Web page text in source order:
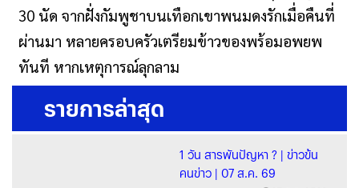
30 นัด จากฝั่งกัมพูชาบนเทือกเขาพนมดงรักเมื่อคืนที่
ผ่านมา หลายครอบครัวเตรียมข้าวของพร้อมอพยพ
ทันที หากเหตุการณ์ลุกลาม
รายการล่าสุด
1 วัน สารพันปัญหา ? | ข่าวข้น
คนข่าว | 07 ส.ค. 69